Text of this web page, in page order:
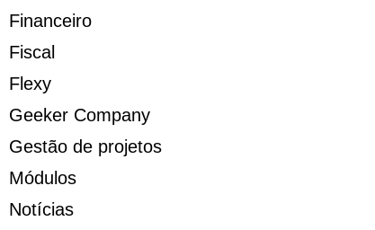
Financeiro
Fiscal
Flexy
Geeker Company
Gestão de projetos
Módulos
Notícias